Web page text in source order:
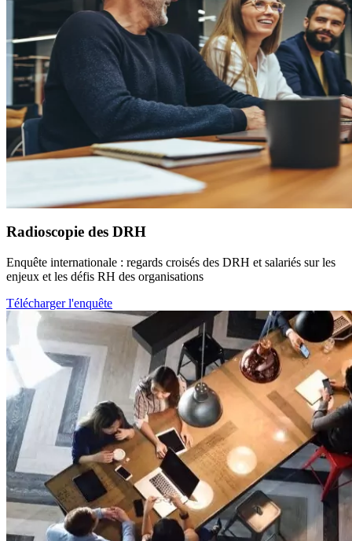
Radioscopie des DRH
Enquête internationale : regards croisés des DRH et salariés sur les
enjeux et les défis RH des organisations
Télécharger l'enquête